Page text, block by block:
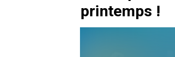
printemps !